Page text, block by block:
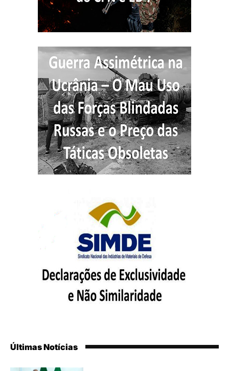
Últimas Notícias